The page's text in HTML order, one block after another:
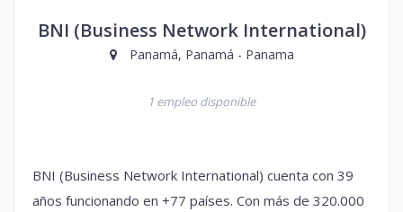
BNI (Business Network International)
Panamá, Panamá - Panama
1 empleo disponible
BNI (Business Network International) cuenta con 39
años funcionando en +77 países. Con más de 320.000